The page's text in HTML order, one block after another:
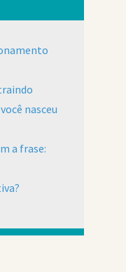
nasceu
a frase: